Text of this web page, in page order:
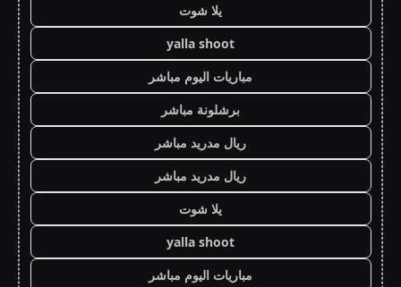
يلا شوت
yalla shoot
مباريات اليوم مباشر
برشلونة مباشر
ريال مدريد مباشر
ريال مدريد مباشر
يلا شوت
yalla shoot
مباريات اليوم مباشر